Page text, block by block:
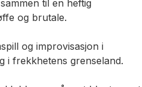
til en heftig
og brutale.
og improvisasjon i
i frekkhetens grenseland.